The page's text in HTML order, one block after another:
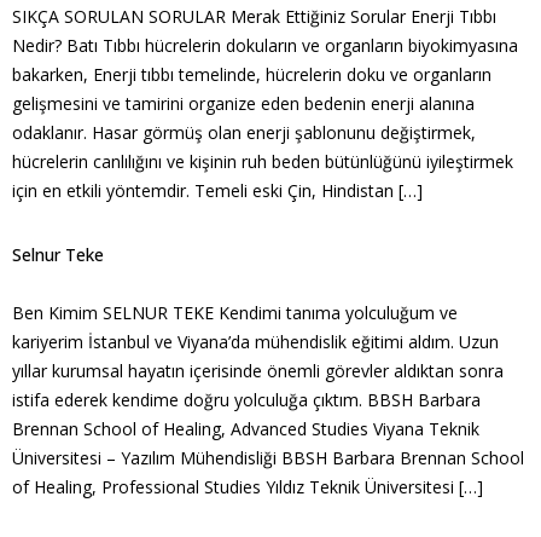
SIKÇA SORULAN SORULAR Merak Ettiğiniz Sorular Enerji Tıbbı
Nedir? Batı Tıbbı hücrelerin dokuların ve organların biyokimyasına
bakarken, Enerji tıbbı temelinde, hücrelerin doku ve organların
gelişmesini ve tamirini organize eden bedenin enerji alanına
odaklanır. Hasar görmüş olan enerji şablonunu değiştirmek,
hücrelerin canlılığını ve kişinin ruh beden bütünlüğünü iyileştirmek
için en etkili yöntemdir. Temeli eski Çin, Hindistan […]
Selnur Teke
Ben Kimim SELNUR TEKE Kendimi tanıma yolculuğum ve
kariyerim İstanbul ve Viyana’da mühendislik eğitimi aldım. Uzun
yıllar kurumsal hayatın içerisinde önemli görevler aldıktan sonra
istifa ederek kendime doğru yolculuğa çıktım. BBSH Barbara
Brennan School of Healing, Advanced Studies Viyana Teknik
Üniversitesi – Yazılım Mühendisliği BBSH Barbara Brennan School
of Healing, Professional Studies Yıldız Teknik Üniversitesi […]